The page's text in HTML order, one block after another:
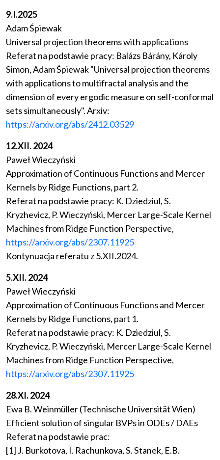
9.I.2025
Adam Śpiewak
Universal projection theorems with applications
Referat na podstawie pracy: Balázs Bárány, Károly
Simon, Adam Śpiewak "Universal projection theorems
with applications to multifractal analysis and the
dimension of every ergodic measure on self-conformal
sets simultaneously". Arxiv:
https://arxiv.org/abs/2412.03529
12.XII. 2024
Paweł Wieczyński
Approximation of Continuous Functions and Mercer
Kernels by Ridge Functions, part 2.
Referat na podstawie pracy: K. Dziedziul, S.
Kryzhevicz, P. Wieczyński, Mercer Large-Scale Kernel
Machines from Ridge Function Perspective,
https://arxiv.org/abs/2307.11925
Kontynuacja referatu z 5.XII.2024.
5.XII. 2024
Paweł Wieczyński
Approximation of Continuous Functions and Mercer
Kernels by Ridge Functions, part 1.
Referat na podstawie pracy: K. Dziedziul, S.
Kryzhevicz, P. Wieczyński, Mercer Large-Scale Kernel
Machines from Ridge Function Perspective,
https://arxiv.org/abs/2307.11925
28.XI. 2024
Ewa B. Weinmüller (Technische Universität Wien)
Efficient solution of singular BVPs in ODEs / DAEs
Referat na podstawie prac:
[1] J. Burkotova, I. Rachunkova, S. Stanek, E.B.